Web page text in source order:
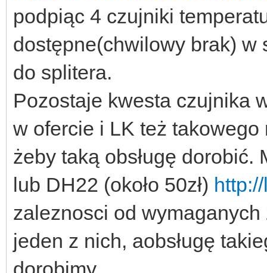
podpiąc 4 czujniki
dostępne(chwilowy brak) w
do splitera.
Pozostaje kwesta czujnika
w ofercie i LK też takowego
żeby taką obsługę dorobić.
lub DH22 (około 50zł)
zaleznosci od
jeden z nich, aobsługę